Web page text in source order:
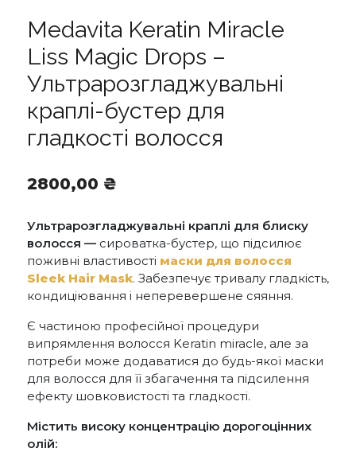
Medavita Keratin Miracle
Liss Magic Drops –
Ультрарозгладжувальні
краплі-бустер для
гладкості волосся
2800,00 ₴
Ультрарозгладжувальні краплі для блиску
волосся — сироватка-бустер, що підсилює
поживні властивості маски для волосся
Sleek Hair Mask. Забезпечує тривалу гладкість,
кондиціювання і неперевершене сяяння.
Є частиною професійної процедури
випрямлення волосся Keratin miracle, але за
потреби може додаватися до будь-якої маски
для волосся для її збагачення та підсилення
ефекту шовковистості та гладкості.
Містить високу концентрацію дорогоцінних
олій: